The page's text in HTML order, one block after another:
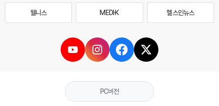
웰니스 MEDI·K 헬스인뉴스
PC버전